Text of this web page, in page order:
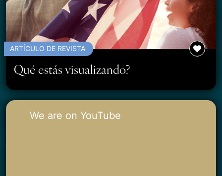
ARTÍCULO DE REVISTA
Qué estás visualizando?
We are on YouTube